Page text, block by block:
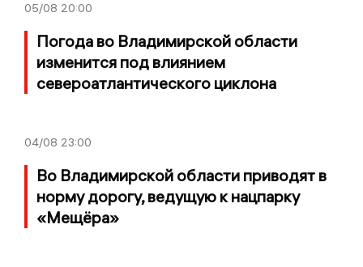
05/08 20:00
Погода во Владимирской области
изменится под влиянием
североатлантического циклона
04/08 23:00
Во Владимирской области приводят в
норму дорогу, ведущую к нацпарку
«Мещёра»